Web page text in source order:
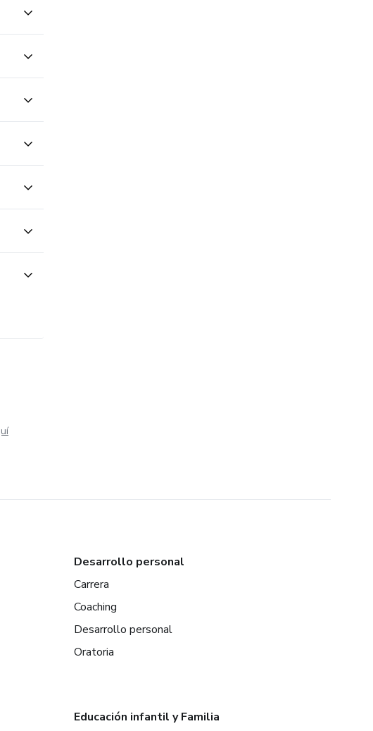
Desarrollo personal
Carrera
Coaching
Desarrollo personal
Oratoria
Educación infantil y Familia